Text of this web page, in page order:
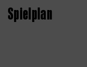
Spielplan